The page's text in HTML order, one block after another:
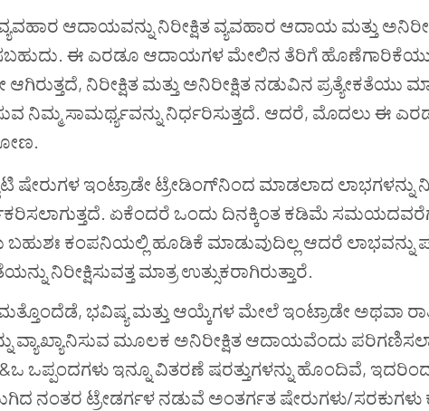
ಆದಾಯವನ್ನು ನಿರೀಕ್ಷಿತ ವ್ಯವಹಾರ ಆದಾಯ ಮತ್ತು
ಈ ಎರಡೂ ಆದಾಯಗಳ ಮೇಲಿನ ತೆರಿಗೆ
ನಿರೀಕ್ಷಿತ ಮತ್ತು ಅನಿರೀಕ್ಷಿತ ನಡುವಿನ ಪ್ರತ್ಯೇಕತೆಯು
ನಿಮ್ಮ ಸಾಮರ್ಥ್ಯವನ್ನು ನಿರ್ಧರಿಸುತ್ತದೆ. ಆದರೆ, ಮೊದಲು ಈ
ಷೇರುಗಳ ಇಂಟ್ರಾಡೇ ಟ್ರೇಡಿಂಗ್‌ನಿಂದ ಮಾಡಲಾದ ಲಾಭಗಳನ್ನು
ಏಕೆಂದರೆ ಒಂದು ದಿನಕ್ಕಿಂತ ಕಡಿಮೆ
ಕಂಪನಿಯಲ್ಲಿ ಹೂಡಿಕೆ ಮಾಡುವುದಿಲ್ಲ ಆದರೆ
ನಿರೀಕ್ಷಿಸುವತ್ತ ಮಾತ್ರ ಉತ್ಸುಕರಾಗಿರುತ್ತಾರೆ.
ಭವಿಷ್ಯ ಮತ್ತು ಆಯ್ಕೆಗಳ ಮೇಲೆ ಇಂಟ್ರಾಡೇ ಅಥವಾ
ವ್ಯಾಖ್ಯಾನಿಸುವ ಮೂಲಕ ಅನಿರೀಕ್ಷಿತ ಆದಾಯವೆಂದು
ಒಪ್ಪಂದಗಳು ಇನ್ನೂ ವಿತರಣೆ ಷರತ್ತುಗಳನ್ನು ಹೊಂದಿವೆ,
ನಂತರ ಟ್ರೇಡರ್ಗಳ ನಡುವೆ ಅಂತರ್ಗತ ಷೇರುಗಳು/